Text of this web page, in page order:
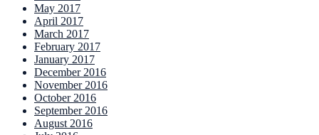
May 2017
April 2017
March 2017
February 2017
January 2017
December 2016
November 2016
October 2016
September 2016
August 2016